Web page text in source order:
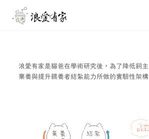
浪愛有家是貓爸在學術研究後，為了降低飼主
棄養與提升餵養者結紮能力所做的實驗性架構